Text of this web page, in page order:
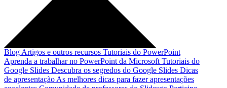
Blog Artigos e outros recursos Tutoriais do PowerPoint
Aprenda a trabalhar no PowerPoint da Microsoft Tutoriais do
Google Slides Descubra os segredos do Google Slides Dicas
de apresentação As melhores dicas para fazer apresentações